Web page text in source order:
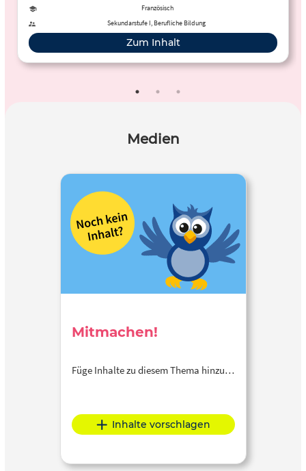
Themenbereich skizziert.
Französisch
Sekundarstufe I, Berufliche Bildung
Zum Inhalt
Medien
Mitmachen!
Füge Inhalte zu diesem Thema hinzu…
Inhalte vorschlagen